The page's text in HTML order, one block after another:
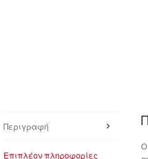
Περιγραφή
Επιπλέον πληροφορίες